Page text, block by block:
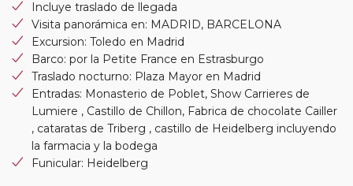
Incluye traslado de llegada
Visita panorámica en: MADRID, BARCELONA
Excursion: Toledo en Madrid
Barco: por la Petite France en Estrasburgo
Traslado nocturno: Plaza Mayor en Madrid
Entradas: Monasterio de Poblet, Show Carrieres de
Lumiere , Castillo de Chillon, Fabrica de chocolate Cailler
, cataratas de Triberg , castillo de Heidelberg incluyendo
la farmacia y la bodega
Funicular: Heidelberg